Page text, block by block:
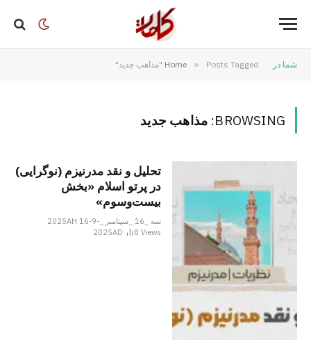
شما در Home » Posts Tagged "مذاهب جدید"
BROWSING: مذاهب جدید
تحلیل و نقد مدرنیزم (نوگرایی)
در پرتو اسلام «بخش
بیست‌وسوم»
سه _16 _سپتامبر _2025AH 16-9-
2025AD
8Views